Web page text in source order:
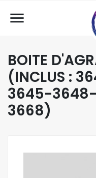

BOITE
(INCLUS :
3645-
3668)